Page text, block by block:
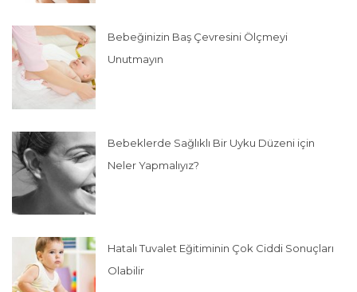
Bebeğinizin Baş Çevresini Ölçmeyi
Unutmayın
Bebeklerde Sağlıklı Bir Uyku Düzeni için
Neler Yapmalıyız?
Hatalı Tuvalet Eğitiminin Çok Ciddi Sonuçları
Olabilir